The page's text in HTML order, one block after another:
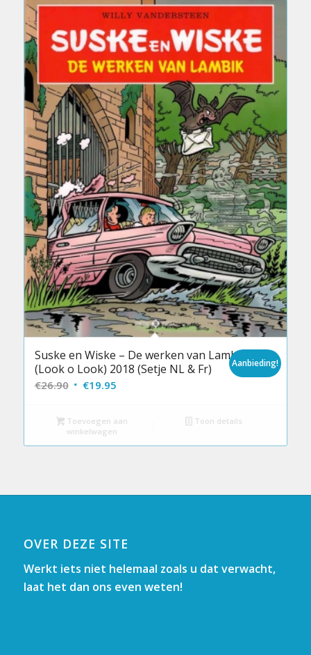
Suske en Wiske – De werken van Lambik
(Look o Look) 2018 (Setje NL & Fr)
€26.90 Oorspronkelijke
was:
€26.90.
€19.95Huidige
is:
€19.95.
Aanbieding!
Toevoegen aan
winkelwagen
Toon details
OVER DEZE SITE
Werkt iets niet helemaal zoals u dat verwacht,
laat het dan ons even weten!